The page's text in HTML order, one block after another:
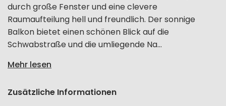
durch große Fenster und eine clevere
Raumaufteilung hell und freundlich. Der sonnige
Balkon bietet einen schönen Blick auf die
Schwabstraße und die umliegende Na...
Mehr lesen
Zusätzliche Informationen